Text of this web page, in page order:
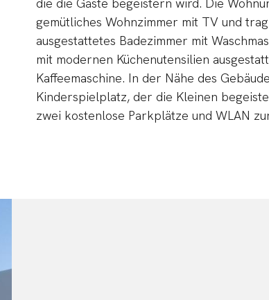
gemütliches Wohnzimmer mit TV und
ausgestattetes Badezimmer mit
mit modernen Küchenutensilien
Kaffeemaschine. In der Nähe des
Kinderspielplatz, der die Kleinen
zwei kostenlose Parkplätze und WLAN